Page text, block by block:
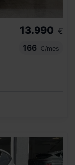
13.990 €
166
€/mes